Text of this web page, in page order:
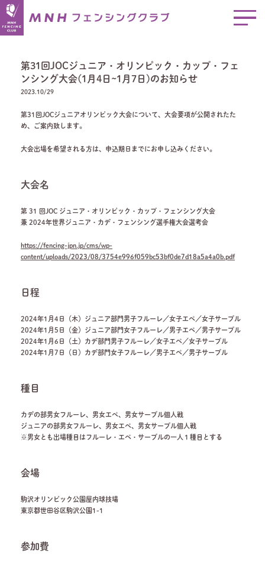
第31回JOCジュニア・オリンピック・カップ・フェ
ンシング大会(1月4日~1月7日)のお知らせ
2023.10/29
第31回JOCジュニアオリンピック大会について、大会要項が公開されたた
め、ご案内致します。
大会出場を希望される方は、申込期日までにお申し込みください。
大会名
第 31 回JOC ジュニア・オリンピック・カップ・フェンシング大会
兼 2024年世界ジュニア・カデ・フェンシング選手権大会選考会
https://fencing-jpn.jp/cms/wp-
content/uploads/2023/08/3754e996f059bc53bf0de7d18a5a4a0b.pdf
日程
2024年1月4日（木）ジュニア部門男子フルーレ／女子エペ／女子サーブル
2024年1月5日（金）ジュニア部門女子フルーレ／男子エペ／男子サーブル
2024年1月6日（土）カデ部門男子フルーレ／女子エペ／女子サーブル
2024年1月7日（日）カデ部門女子フルーレ／男子エペ／男子サーブル
種目
カデの部男女フルーレ、男女エペ、男女サーブル個人戦
ジュニアの部男女フルーレ、男女エペ、男女サーブル個人戦
※男女とも出場種目はフルーレ・エペ・サーブルの一人１種目とする
会場
駒沢オリンピック公園屋内球技場
東京都世田谷区駒沢公園1-1
参加費